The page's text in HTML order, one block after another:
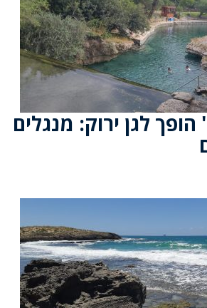
לגן ירוק: מנגלים